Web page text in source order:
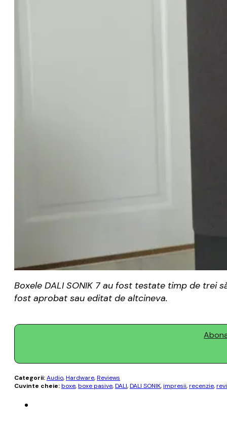
Boxele DALI SONIK 7 au fost testate timp de
fost aprobat sau editat de altcineva.
Categorii:Audio,Hardware,Reviews
Cuvinte cheie:boxe,boxe pasive,DALI,DALI SONIK,impresii,recenzie,